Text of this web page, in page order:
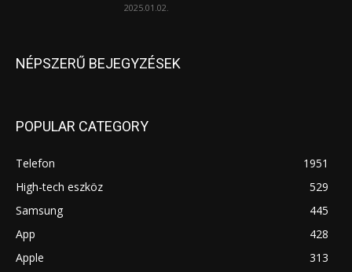
2025.01.02.
NÉPSZERŰ BEJEGYZÉSEK
POPULAR CATEGORY
Telefon
1951
High-tech eszköz
529
Samsung
445
App
428
Apple
313